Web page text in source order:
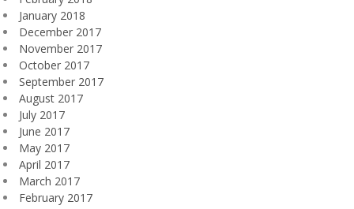
January 2018
December 2017
November 2017
October 2017
September 2017
August 2017
July 2017
June 2017
May 2017
April 2017
March 2017
February 2017